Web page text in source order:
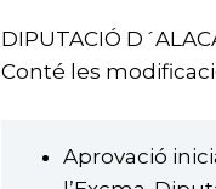
DIPUTACIÓ
Conté les
Aprovació